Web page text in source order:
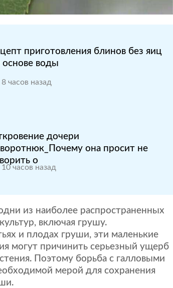
приготовления блинов без яиц
основе воды
8 часов назад
дочери
она просит не
о
10 часов назад
из наиболее распространенных
включая грушу.
и плодах груши, эти маленькие
могут причинить серьезный ущерб
Поэтому борьба с галловыми
мерой для сохранения